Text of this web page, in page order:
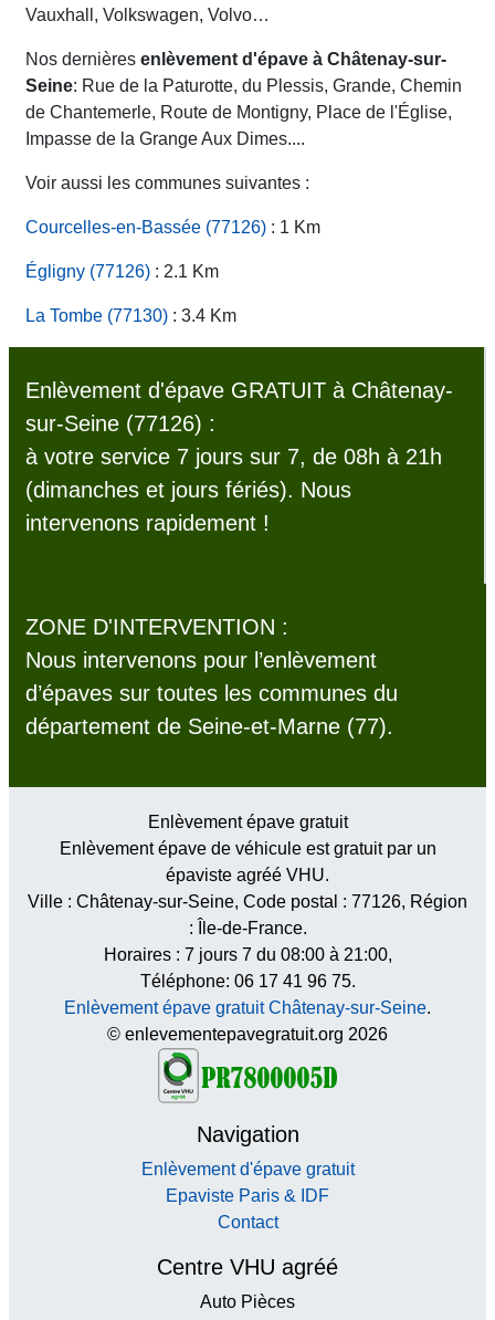
Vauxhall, Volkswagen, Volvo…
Nos dernières enlèvement d'épave à Châtenay-sur-
Seine: Rue de la Paturotte, du Plessis, Grande, Chemin
de Chantemerle, Route de Montigny, Place de l'Église,
Impasse de la Grange Aux Dimes....
Voir aussi les communes suivantes :
Courcelles-en-Bassée (77126) : 1 Km
Égligny (77126) : 2.1 Km
La Tombe (77130) : 3.4 Km
Enlèvement d'épave GRATUIT à Châtenay-
sur-Seine (77126) :
à votre service 7 jours sur 7, de 08h à 21h
(dimanches et jours fériés). Nous
intervenons rapidement !
ZONE D'INTERVENTION :
Nous intervenons pour l’enlèvement
d’épaves sur toutes les communes du
département de Seine-et-Marne (77).
Enlèvement épave gratuit
Enlèvement épave de véhicule est gratuit par un
épaviste agréé VHU.
Ville : Châtenay-sur-Seine, Code postal : 77126, Région
:
Île-de-France.
Horaires : 7 jours 7 du 08:00 à 21:00,
Téléphone: 06 17 41 96 75.
Enlèvement épave gratuit Châtenay-sur-Seine.
© enlevementepavegratuit.org 2026
Navigation
Enlèvement d'épave gratuit
Epaviste Paris & IDF
Contact
Centre VHU agréé
Auto Pièces